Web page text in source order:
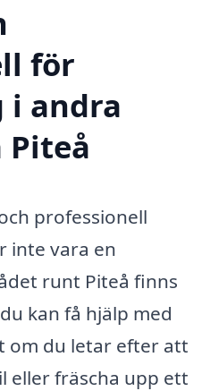
för
i andra
Piteå
professionell
inte vara en
runt Piteå finns
kan få hjälp med
om du letar efter att
eller fräscha upp ett